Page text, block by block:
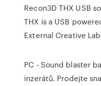
Recon3D THX USB
THX is a USB
External Creative
PC - Sound blaster
inzerátů. Prodejte